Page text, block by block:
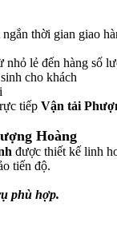
thời gian giao
nhỏ lẻ đến hàng số
cho khách
tiếp Vận tải
Hoàng
được thiết kế linh
tiến độ.
phù hợp.